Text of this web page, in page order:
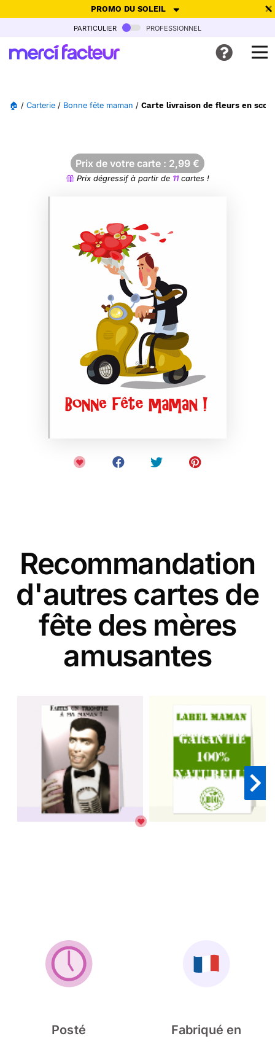
PROMO DU SOLEIL
-30% de réduction avec le code SUMMER26pour envoyer des
Ne plus afficher
particulier professionnel
🏠 / Carterie / Bonne fête maman / Carte livraison de fleurs en
Prix de votre carte : 2,99 €
Prix dégressif à partir de 11cartes !
Recommandation
d'autres cartes de
fête des mères
amusantes
Posté
Fabriqué en